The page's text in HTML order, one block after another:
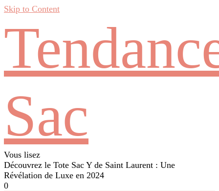
Skip to Content
Sac
Vous lisez
Découvrez le Tote Sac Y de Saint Laurent : Une
Révélation de Luxe en 2024
0